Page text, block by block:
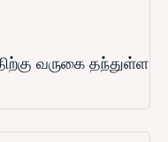
வருகை தந்துள்ள